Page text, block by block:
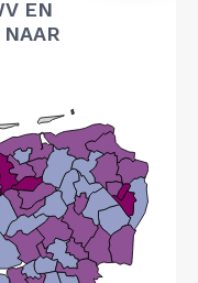
EN